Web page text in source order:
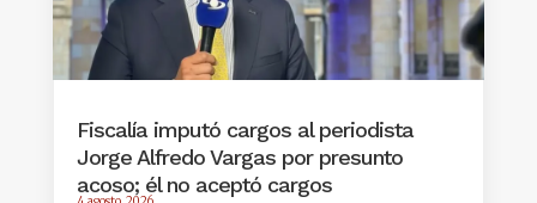
Fiscalía imputó cargos al periodista
Jorge Alfredo Vargas por presunto
acoso; él no aceptó cargos